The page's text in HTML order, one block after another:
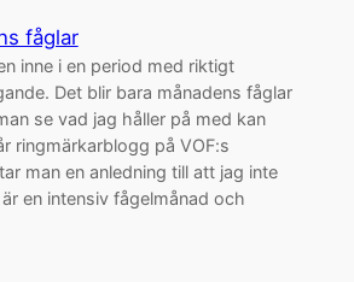
fåglar
inne i en period med riktigt
Det blir bara månadens fåglar
se vad jag håller på med kan
ringmärkarblogg på VOF:s
man en anledning till att jag inte
en intensiv fågelmånad och